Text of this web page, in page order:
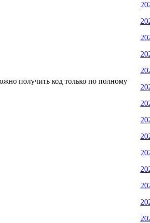
получить код только по полному